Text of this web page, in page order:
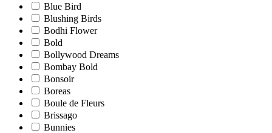
Blue Bird
Blushing Birds
Bodhi Flower
Bold
Bollywood Dreams
Bombay Bold
Bonsoir
Boreas
Boule de Fleurs
Brissago
Bunnies